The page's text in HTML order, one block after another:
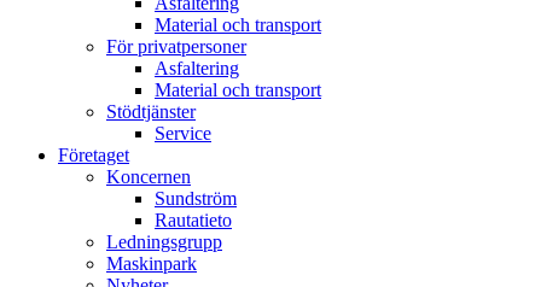
Material och transport
För privatpersoner
Asfaltering
Material och transport
Stödtjänster
Service
Företaget
Koncernen
Sundström
Rautatieto
Ledningsgrupp
Maskinpark